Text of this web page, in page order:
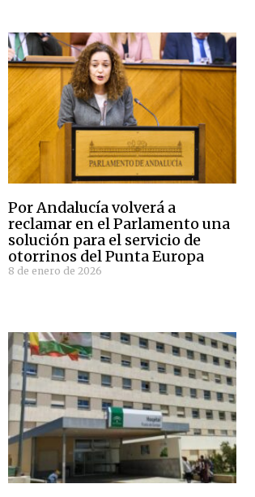
Por Andalucía volverá a
reclamar en el Parlamento una
solución para el servicio de
otorrinos del Punta Europa
8 de enero de 2026